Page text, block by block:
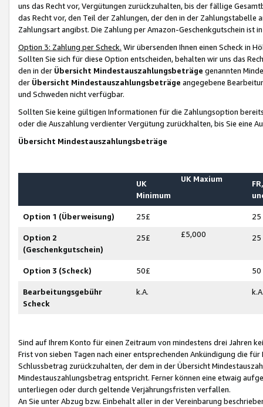
uns das Recht vor, Vergütungen zurückzuhalten, bis der fällige
das Recht vor, den Teil der Zahlungen, der den in der
Zahlungsart angibst. Die Zahlung per Amazon-Geschenkgutschein ist
Option 3: Zahlung per Scheck. Wir übersenden Ihnen einen Scheck in
Sollten Sie sich für diese Option entscheiden, behalten wir uns das
den in der Übersicht Mindestauszahlungsbeträge genannten
der Übersicht Mindestauszahlungsbeträge angegebene
und Schweden nicht verfügbar.
Sollten Sie keine gültigen Informationen für die Zahlungsoption
oder die Auszahlung verdienter Vergütung zurückhalten, bis Sie
Übersicht Mindestauszahlungsbeträge
UK
Minimum
UK Maxium
Option 1 (Überweisung) 25£ 25
Option 2
(Geschenkgutschein)
25£ £5,000 25
Option 3 (Scheck) 50£ 50
Bearbeitungsgebühr
Scheck
k.A.
Sind auf Ihrem Konto für einen Zeitraum von mindestens drei Jahren
Frist von sieben Tagen nach einer entsprechenden Ankündigung die
Schlussbetrag zurückzuhalten, der dem in der Übersicht
Mindestauszahlungsbetrag entspricht. Ferner können eine etwaig
unterliegen oder durch geltende Verjährungsfristen verfallen.
An Sie unter Abzug bzw. Einbehalt aller in der Vereinbarung